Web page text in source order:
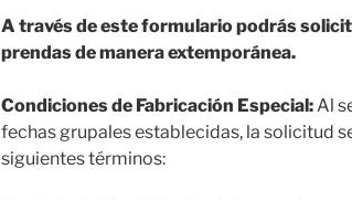
A través de este formulario podrás
prendas de manera extemporánea.
Condiciones de Fabricación Especial:Al
fechas grupales establecidas, la solicitud
siguientes términos: